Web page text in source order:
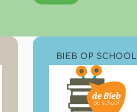
BIEB OP SCHOOL